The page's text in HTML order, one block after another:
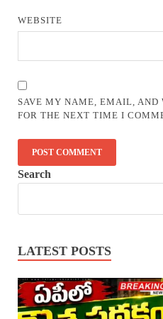
WEBSITE
SAVE MY NAME, EMAIL, AND
FOR THE NEXT TIME I
Search
LATEST POSTS